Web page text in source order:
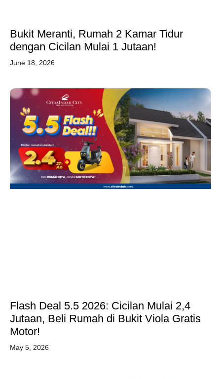
Bukit Meranti, Rumah 2 Kamar Tidur
dengan Cicilan Mulai 1 Jutaan!
June 18, 2026
Flash Deal 5.5 2026: Cicilan Mulai 2,4
Jutaan, Beli Rumah di Bukit Viola Gratis
Motor!
May 5, 2026